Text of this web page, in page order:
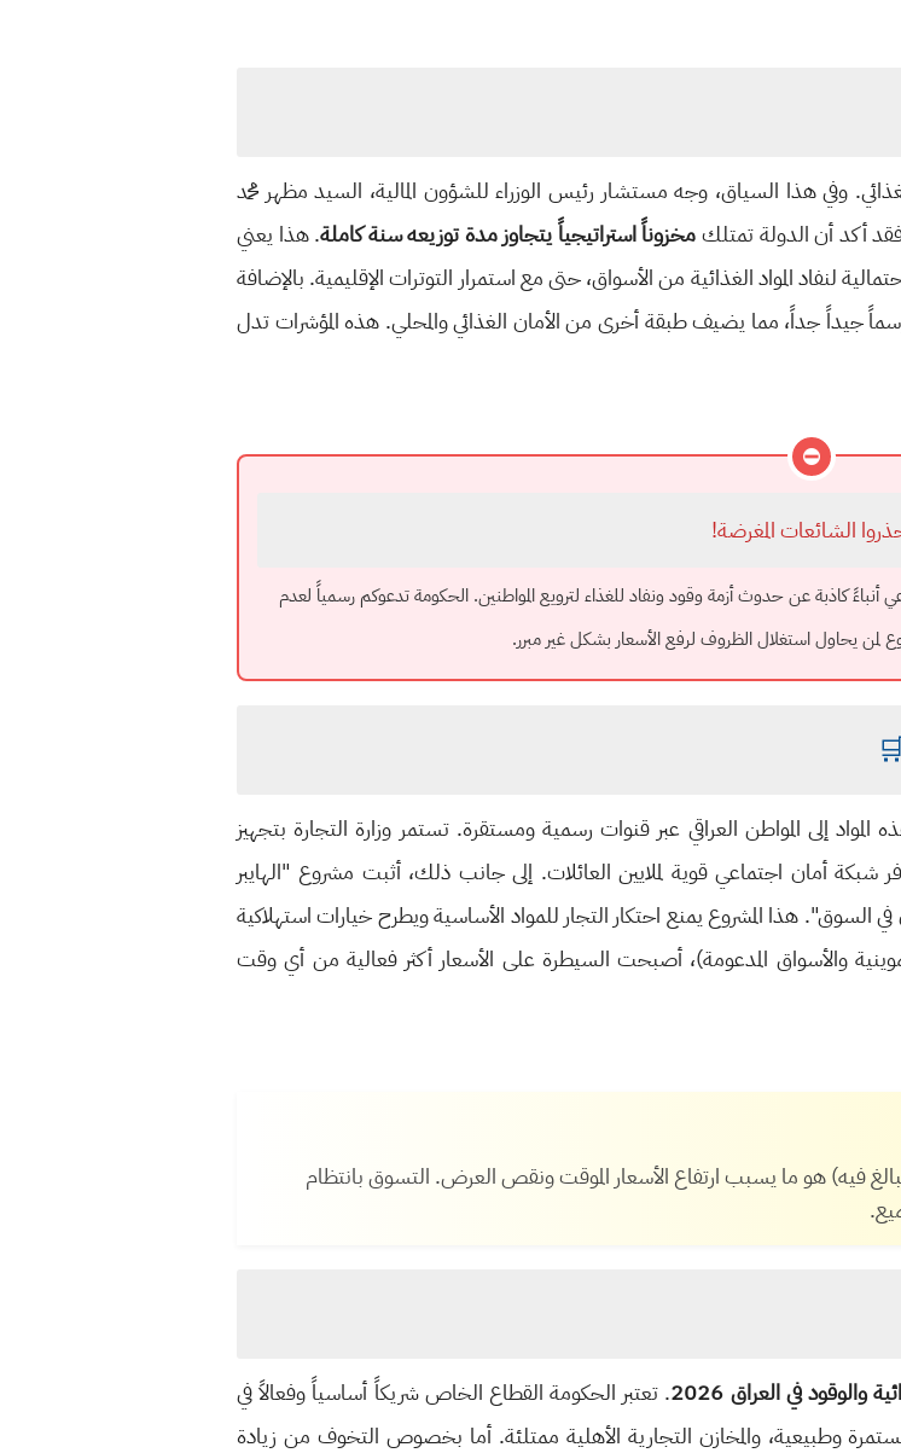
وفي هذا السياق، وجه مستشار رئيس الوزراء للشؤون المالية، السيد مظهر محمد
أكد أن الدولة تمتلكمخزوناً استراتيجياً يتجاوز مدة توزيعه سنة كاملة. هذا يعني
لنفاد المواد الغذائية من الأسواق، حتى مع استمرار التوترات الإقليمية. بالإضافة
جيداً جداً، مما يضيف طبقة أخرى من الأمان الغذائي والمحلي. هذه المؤشرات تدل
⛔
الشائعات المغرضة!
كاذبة عن حدوث أزمة وقود ونفاد للغذاء لترويع المواطنين. الحكومة تدعوكم رسمياً لعدم
يحاول استغلال الظروف لرفع الأسعار بشكل غير مبرر.
إلى المواطن العراقي عبر قنوات رسمية ومستقرة. تستمر وزارة التجارة بتجهيز
شبكة أمان اجتماعي قوية لملايين العائلات. إلى جانب ذلك، أثبت مشروع "الهايبر
السوق". هذا المشروع يمنع احتكار التجار للمواد الأساسية ويطرح خيارات استهلاكية
والأسواق المدعومة)، أصبحت السيطرة على الأسعار أكثر فعالية من أي وقت
فيه) هو ما يسبب ارتفاع الأسعار الموقت ونقص العرض. التسوق بانتظام
والوقود في العراق 2026
. تعتبر الحكومة القطاع الخاص شريكاً أساسياً وفعالاً في
وطبيعية، والمخازن التجارية الأهلية ممتلئة. أما بخصوص التخوف من زيادة